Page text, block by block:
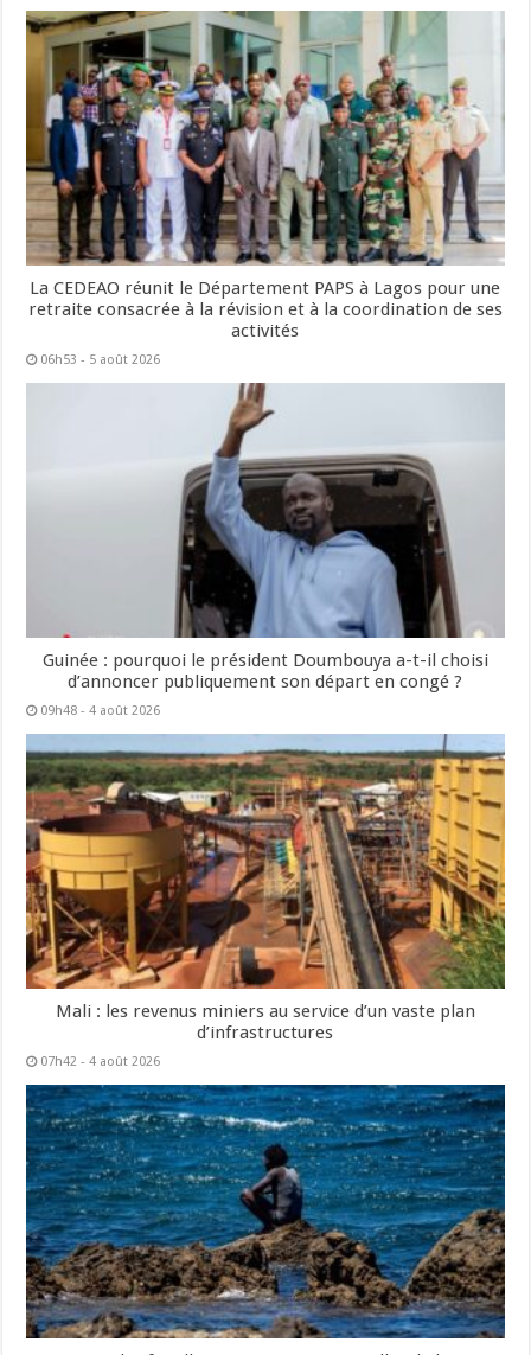
La CEDEAO réunit le Département PAPS à Lagos pour une
retraite consacrée à la révision et à la coordination de ses
activités
06h53 - 5 août 2026
Guinée : pourquoi le président Doumbouya a-t-il choisi
d’annoncer publiquement son départ en congé ?
09h48 - 4 août 2026
Mali : les revenus miniers au service d’un vaste plan
d’infrastructures
07h42 - 4 août 2026